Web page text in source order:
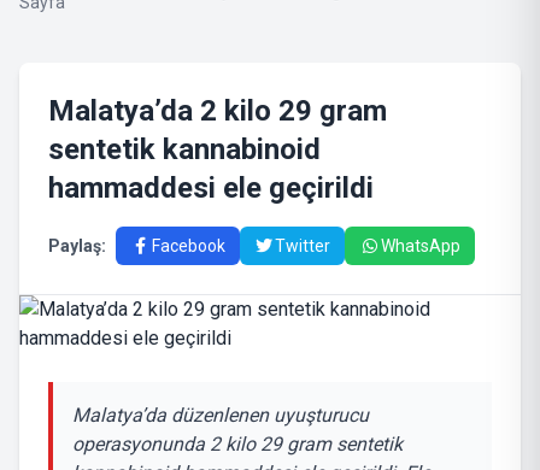
Malatya’da 2 kilo 29 gram
sentetik kannabinoid
hammaddesi ele geçirildi
Paylaş: Facebook Twitter WhatsApp
Malatya’da düzenlenen uyuşturucu
operasyonunda 2 kilo 29 gram sentetik